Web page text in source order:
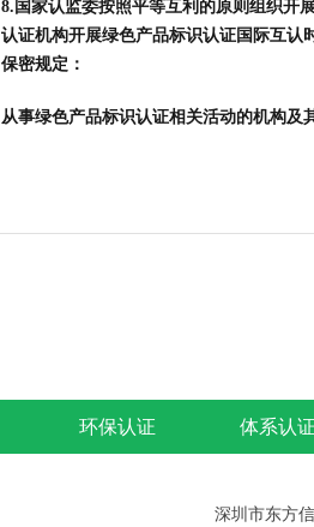
8.国家认监委按照平等互利的原则组织开
认证机构开展绿色产品标识认证国际互认
保密规定 ：
从事绿色产品标识认证相关活动的机构及
环保认证 体系认证
深圳市东方